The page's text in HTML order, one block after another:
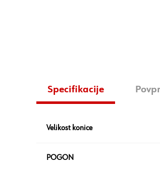
Specifikacije
Velikost konice
POGON